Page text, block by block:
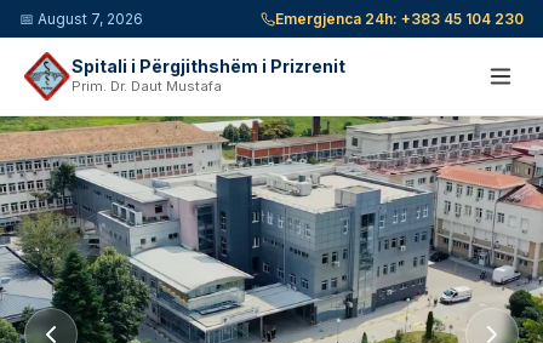
📅 August 7, 2026 Emergjenca 24h: +383 45 104 230
Spitali i Përgjithshëm i Prizrenit
Prim. Dr. Daut Mustafa